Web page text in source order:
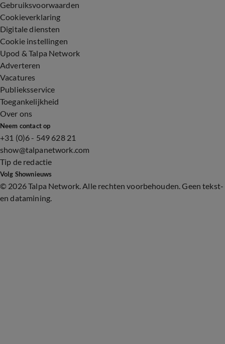
Gebruiksvoorwaarden
Cookieverklaring
Digitale diensten
Cookie instellingen
Upod & Talpa Network
Adverteren
Vacatures
Publieksservice
Toegankelijkheid
Over ons
Neem contact op
+31 (0)6 - 549 628 21
show@talpanetwork.com
Tip de redactie
Volg Shownieuws
© 2026 Talpa Network. Alle rechten voorbehouden. Geen tekst-
en datamining.